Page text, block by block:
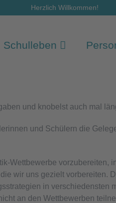
Herzlich Willkommen!
Schulleben
und knobelst auch mal
und Schülern die
Wettbewerbe vorzubereiten,
wir uns gezielt vorbereiten.
in verschiedensten
an den Wettbewerben